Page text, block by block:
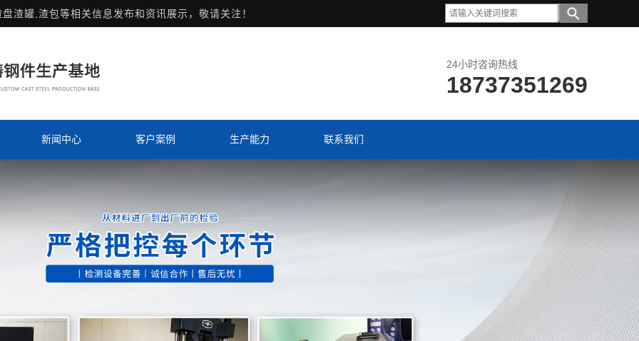
盘渣罐,渣包等相关信息发布和资讯展示，敬请关注！
24小时咨询热线
18737351269
新闻中心 客户案例 生产能力 联系我们